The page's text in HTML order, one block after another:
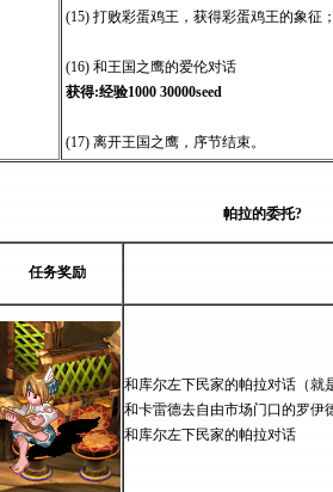
(15) 打败彩蛋鸡王，获得彩蛋鸡王的象征
(16) 和王国之鹰的爱伦对话
获得:经验1000 30000seed
(17) 离开王国之鹰，序节结束。
帕拉的委托?
任务奖励
和库尔左下民家的帕拉对话（就
和卡雷德去自由市场门口的罗伊
和库尔左下民家的帕拉对话